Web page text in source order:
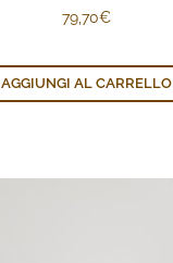
79,70€
AGGIUNGI AL CARRELLO